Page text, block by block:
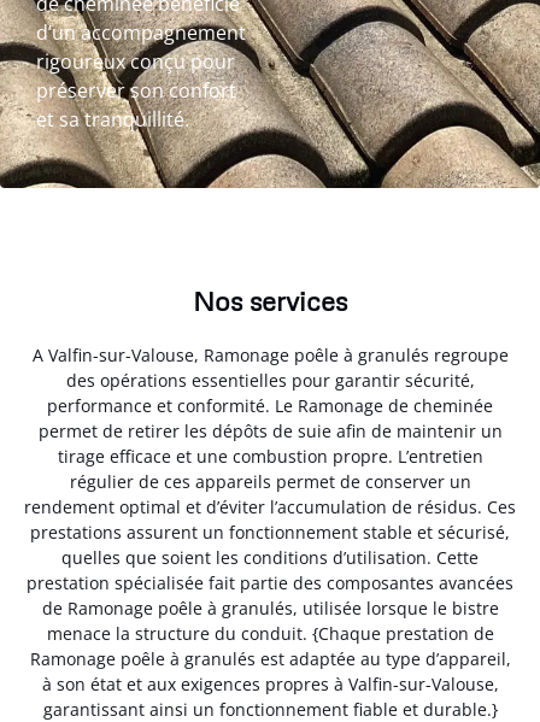
d’un accompagnement
rigoureux conçu pour
préserver son confort
et sa tranquillité.
Nos services
A Valfin-sur-Valouse, Ramonage poêle à granulés regroupe
des opérations essentielles pour garantir sécurité,
performance et conformité. Le Ramonage de cheminée
permet de retirer les dépôts de suie afin de maintenir un
tirage efficace et une combustion propre. L’entretien
régulier de ces appareils permet de conserver un
rendement optimal et d’éviter l’accumulation de résidus. Ces
prestations assurent un fonctionnement stable et sécurisé,
quelles que soient les conditions d’utilisation. Cette
prestation spécialisée fait partie des composantes avancées
de Ramonage poêle à granulés, utilisée lorsque le bistre
menace la structure du conduit. {Chaque prestation de
Ramonage poêle à granulés est adaptée au type d’appareil,
à son état et aux exigences propres à Valfin-sur-Valouse,
garantissant ainsi un fonctionnement fiable et durable.}